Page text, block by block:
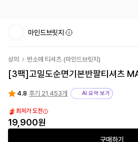
마인드브릿지
상의 반소매 티셔츠 (마인드브릿지 )
[3팩]고밀도순면기본반팔티셔츠
4.8 후기 21,453개 AI 요약 보기
최저가 도전
19,900원
구매하기